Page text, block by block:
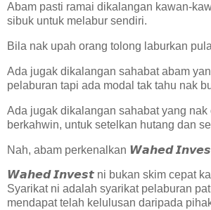
Abam pasti ramai dikalangan kawan-
sibuk untuk melabur sendiri.
Bila nak upah orang tolong laburkan
Ada jugak dikalangan sahabat abam
pelaburan tapi ada modal tak tahu nak
Ada jugak dikalangan sahabat yang nak
berkahwin, untuk setelkan hutang dan
Nah, abam perkenalkan 𝙒𝙖𝙝𝙚𝙙
𝙒𝙖𝙝𝙚𝙙 𝙄𝙣𝙫𝙚𝙨𝙩 ni bukan skim cepat
Syarikat ni adalah syarikat pelaburan
mendapat telah kelulusan daripada